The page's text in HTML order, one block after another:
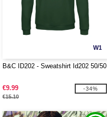
W1
B&C ID202 - Sweatshirt Id202 50/50
€9.99
€15.10
-34%